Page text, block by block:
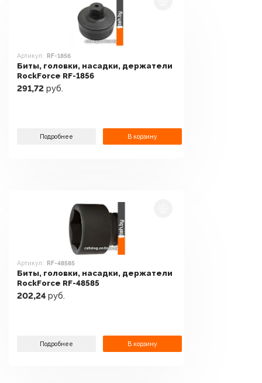
Артикул: RF-1856
Биты, головки, насадки, держатели
RockForce RF-1856
291,72 руб.
Подробнее В корзину
Артикул: RF-48585
Биты, головки, насадки, держатели
RockForce RF-48585
202,24 руб.
Подробнее В корзину